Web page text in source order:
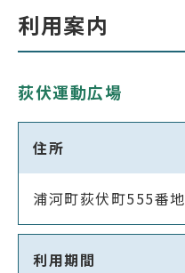
利用案内
荻伏運動広場
住所
浦河町荻伏町555番地
利用期間